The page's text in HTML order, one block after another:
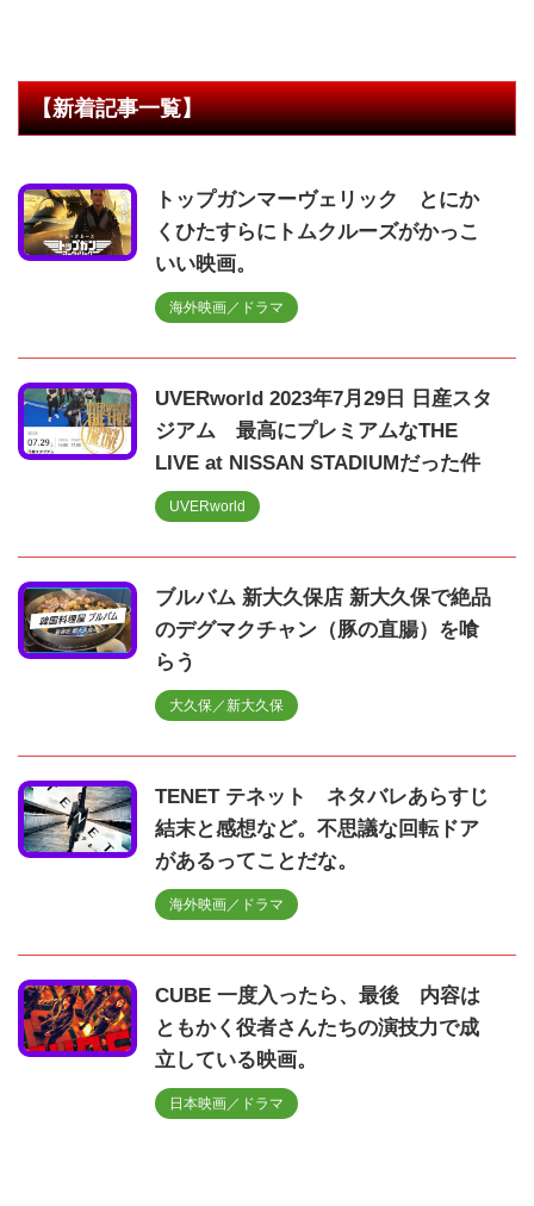
【新着記事一覧】
トップガンマーヴェリック とにか
くひたすらにトムクルーズがかっこ
いい映画。
海外映画／ドラマ
UVERworld 2023年7月29日 日産スタ
ジアム 最高にプレミアムなTHE
LIVE at NISSAN STADIUMだった件
UVERworld
ブルバム 新大久保店 新大久保で絶品
のデグマクチャン（豚の直腸）を喰
らう
大久保／新大久保
TENET テネット ネタバレあらすじ
結末と感想など。不思議な回転ドア
があるってことだな。
海外映画／ドラマ
CUBE 一度入ったら、最後 内容は
ともかく役者さんたちの演技力で成
立している映画。
日本映画／ドラマ